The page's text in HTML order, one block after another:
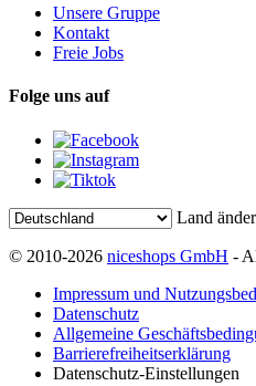
Unsere Gruppe
Kontakt
Freie Jobs
Folge uns auf
Land
© 2010-2026 niceshops GmbH -
Impressum und
Datenschutz
Allgemeine
Barrierefreiheitserklärung
Datenschutz-Einstellungen